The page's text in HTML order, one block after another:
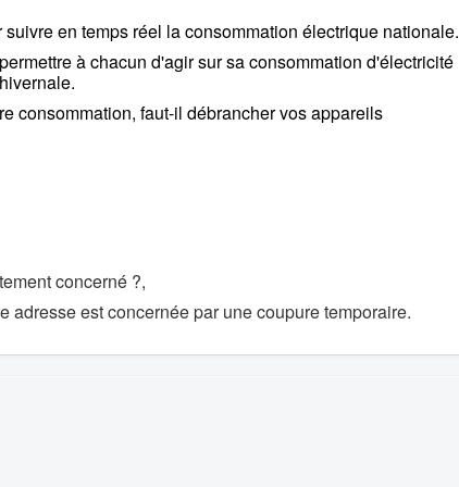
suivre en temps réel la consommation électrique nationale.
à chacun d'agirsur sa consommation d'électricité
consommation, faut-il débrancher vos appareils
concerné ?,
adresse est concernée par une coupure temporaire.